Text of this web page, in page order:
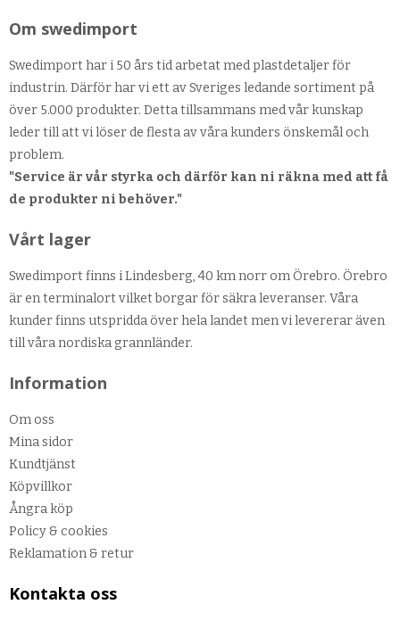
Om swedimport
Swedimport har i 50 års tid arbetat med plastdetaljer för
industrin. Därför har vi ett av Sveriges ledande sortiment på
över 5.000 produkter. Detta tillsammans med vår kunskap
leder till att vi löser de flesta av våra kunders önskemål och
problem.
"Service är vår styrka och därför kan ni räkna med att få
de produkter ni behöver."
Vårt lager
Swedimport finns i Lindesberg, 40 km norr om Örebro. Örebro
är en terminalort vilket borgar för säkra leveranser. Våra
kunder finns utspridda över hela landet men vi levererar även
till våra nordiska grannländer.
Information
Om oss
Mina sidor
Kundtjänst
Köpvillkor
Ångra köp
Policy & cookies
Reklamation & retur
Kontakta oss